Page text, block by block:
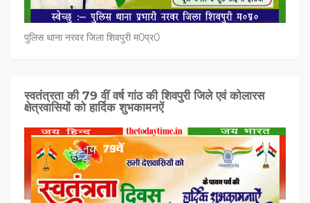
पुलिस थाना नरवर जिला शिवपुरी म0प्र0
स्वतंत्रता की 79 वीं वर्ष गांठ की शिवपुरी जिले एवं कोलारस
क्षेत्रवासियों को हार्दिक शुभकामनऐं